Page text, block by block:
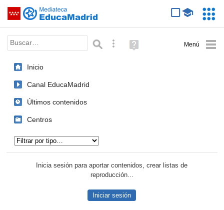
Saltar navegación
Palabra o frase: Búsqueda avanzada
Ayuda
(en
Inicio
Canal EducaMadrid
Últimos contenidos
Centros
Inicia sesión para aportar contenidos, crear listas de
reproducción...
Iniciar sesión